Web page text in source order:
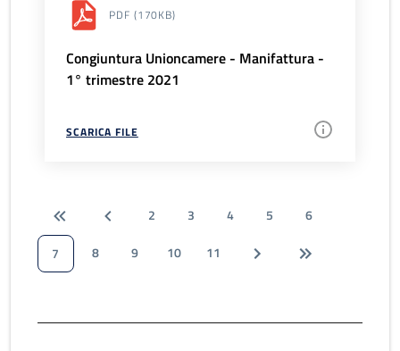
PDF (170KB)
Congiuntura Unioncamere - Manifattura -
1° trimestre 2021
SCARICA FILE
2 3 4 5
6
7
8 9 10 11